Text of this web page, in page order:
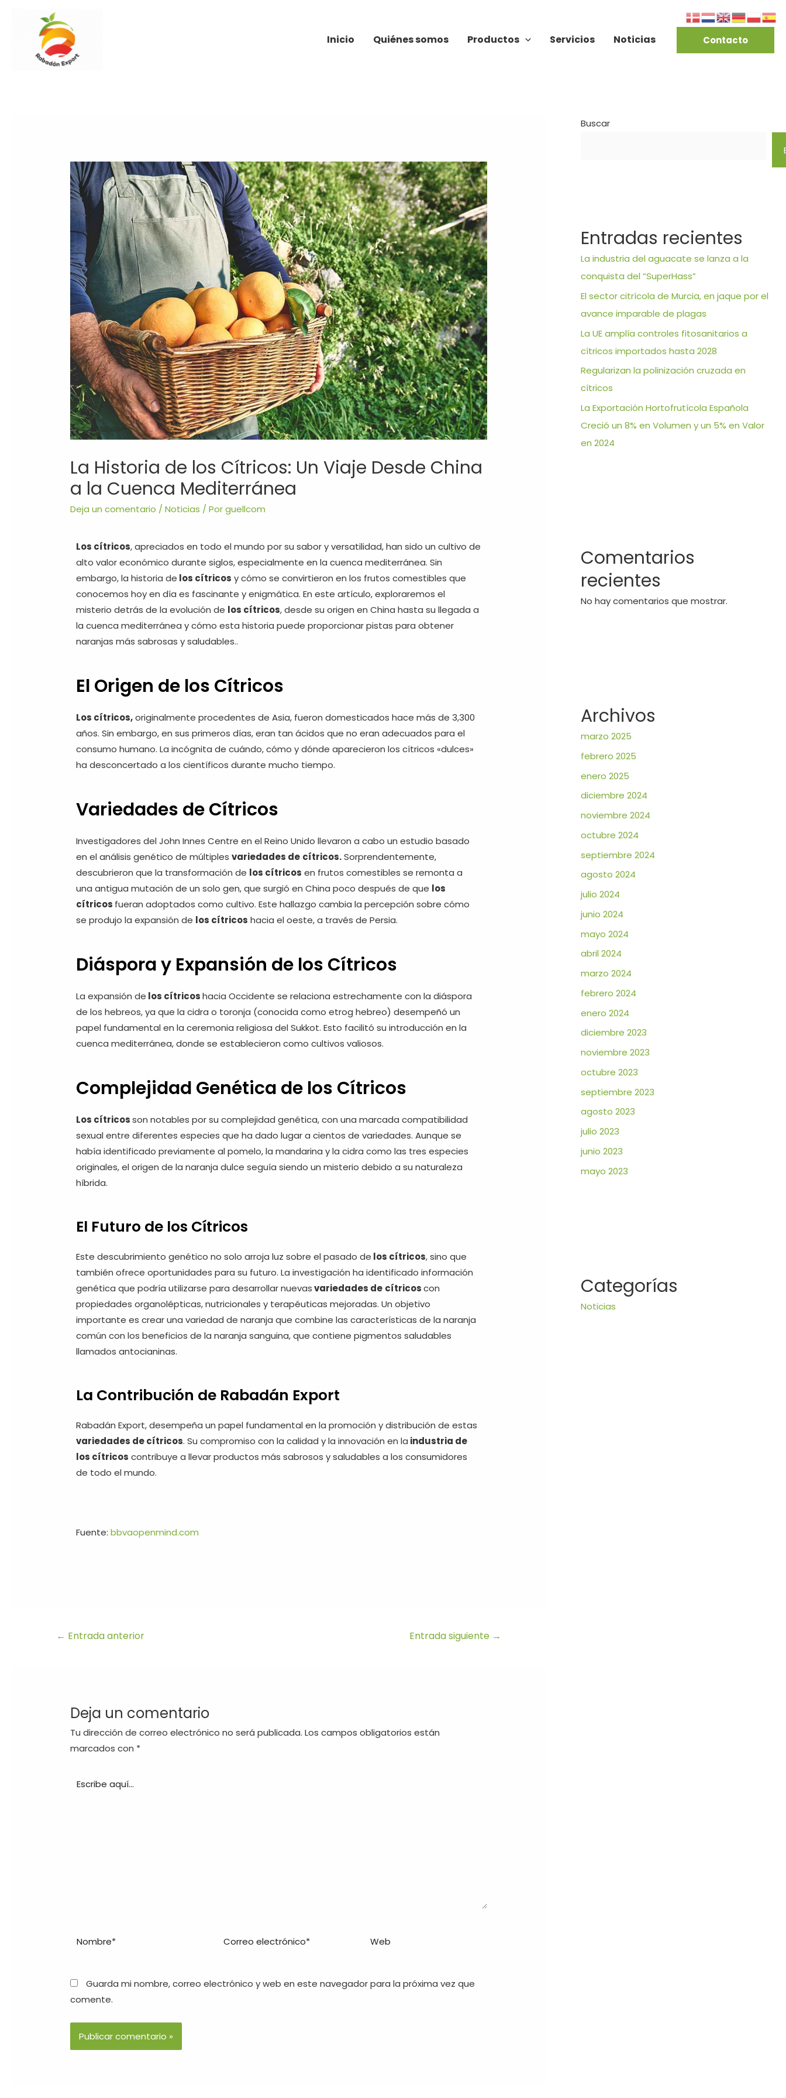
Inicio Quiénes somos Productos Servicios Noticias Contacto
La Historia de los Cítricos: Un Viaje Desde China
a la Cuenca Mediterránea
Deja un comentario /Noticias / Porguellcom
Los cítricos, apreciados en todo el mundo por su sabor y versatilidad, han sido un cultivo de
alto valor económico durante siglos, especialmente en la cuenca mediterránea. Sin
embargo, la historia de los cítricos y cómo se convirtieron en los frutos comestibles que
conocemos hoy en día es fascinante y enigmática. En este artículo, exploraremos el
misterio detrás de la evolución de los cítricos, desde su origen en China hasta su llegada a
la cuenca mediterránea y cómo esta historia puede proporcionar pistas para obtener
naranjas más sabrosas y saludables..
El Origen de los Cítricos
Los cítricos,originalmente procedentes de Asia, fueron domesticados hace más de 3,300
años. Sin embargo, en sus primeros días, eran tan ácidos que no eran adecuados para el
consumo humano. La incógnita de cuándo, cómo y dónde aparecieron los cítricos «dulces»
ha desconcertado a los científicos durante mucho tiempo.
Variedades de Cítricos
Investigadores del John Innes Centre en el Reino Unido llevaron a cabo un estudio basado
en el análisis genético de múltiplesvariedades de cítricos.Sorprendentemente,
descubrieron que la transformación de los cítricos en frutos comestibles se remonta a
una antigua mutación de un solo gen, que surgió en China poco después de que los
cítricos fueran adoptados como cultivo. Este hallazgo cambia la percepción sobre cómo
se produjo la expansión de los cítricos hacia el oeste, a través de Persia.
Diáspora y Expansión de los Cítricos
La expansión de los cítricoshacia Occidente se relaciona estrechamente con la diáspora
de los hebreos, ya que la cidra o toronja (conocida como etrog hebreo) desempeñó un
papel fundamental en la ceremonia religiosa del Sukkot. Esto facilitó su introducción en la
cuenca mediterránea, donde se establecieron como cultivos valiosos.
Complejidad Genética de los Cítricos
Los cítricosson notables por su complejidad genética, con una marcada compatibilidad
sexual entre diferentes especies que ha dado lugar a cientos de variedades. Aunque se
había identificado previamente al pomelo, la mandarina y la cidra como las tres especies
originales, el origen de la naranja dulce seguía siendo un misterio debido a su naturaleza
híbrida.
El Futuro de los Cítricos
Este descubrimiento genético no solo arroja luz sobre el pasado de los cítricos, sino que
también ofrece oportunidades para su futuro. La investigación ha identificado información
genética que podría utilizarse para desarrollar nuevasvariedades de cítricoscon
propiedades organolépticas, nutricionales y terapéuticas mejoradas. Un objetivo
importante es crear una variedad de naranja que combine las características de la naranja
común con los beneficios de la naranja sanguina, que contiene pigmentos saludables
llamados antocianinas.
La Contribución de Rabadán Export
Rabadán Export, desempeña un papel fundamental en la promoción y distribución de estas
variedades decítricos. Su compromiso con la calidad y la innovación en la industria de
los cítricos contribuye a llevar productos más sabrosos y saludables a los consumidores
de todo el mundo.
Fuente:bbvaopenmind.com
← Entrada anterior Entrada siguiente →
Deja un comentario
Tu dirección de correo electrónico no será publicada. Los campos obligatorios están
marcados con *
Guarda mi nombre, correo electrónico y web en este navegador para la próxima vez que
comente.
Buscar
Entradas recientes
La industria del aguacate se lanza a la
conquista del “SuperHass”
El sector citrícola de Murcia, en jaque por el
avance imparable de plagas
La UE amplía controles fitosanitarios a
cítricos importados hasta 2028
Regularizan la polinización cruzada en
cítricos
La Exportación Hortofrutícola Española
Creció un 8% en Volumen y un 5% en Valor
en 2024
Comentarios
recientes
No hay comentarios que mostrar.
Archivos
marzo 2025
febrero 2025
enero 2025
diciembre 2024
noviembre 2024
octubre 2024
septiembre 2024
agosto 2024
julio 2024
junio 2024
mayo 2024
abril 2024
marzo 2024
febrero 2024
enero 2024
diciembre 2023
noviembre 2023
octubre 2023
septiembre 2023
agosto 2023
julio 2023
junio 2023
mayo 2023
Categorías
Noticias